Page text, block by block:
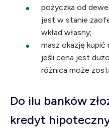
pożyczka od
jest w stanie
wkład własny;
masz okazję
jeśli cena jest
różnica może
Do ilu banków
kredyt